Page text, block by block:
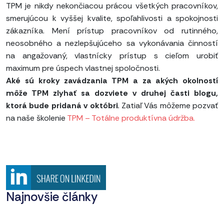
TPM je nikdy nekončiacou prácou všetkých pracovníkov,
smerujúcou k vyššej kvalite, spoľahlivosti a spokojnosti
zákazníka. Mení prístup pracovníkov od rutinného,
neosobného a nezlepšujúceho sa vykonávania činností
na angažovaný, vlastnícky prístup s cieľom urobiť
maximum pre úspech vlastnej spoločnosti.
Aké sú kroky zavádzania TPM a za akých okolností
môže TPM zlyhať sa dozviete v druhej časti blogu,
ktorá bude pridaná v októbri. Zatiaľ Vás môžeme pozvať
na naše školenie TPM – Totálne produktívna údržba.
Najnovšie články